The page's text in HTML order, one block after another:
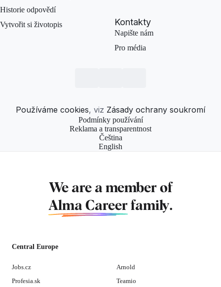
Historie odpovědí
Vytvořit si životopis
Kontakty
Napište nám
Pro média
Používáme cookies, viz Zásady ochrany soukromí
Podmínky používání
Reklama a transparentnost
Čeština
English
We are a member of
Alma Career family.
Central Europe
Jobs.cz
Profesia.sk
Arnold
Teamio